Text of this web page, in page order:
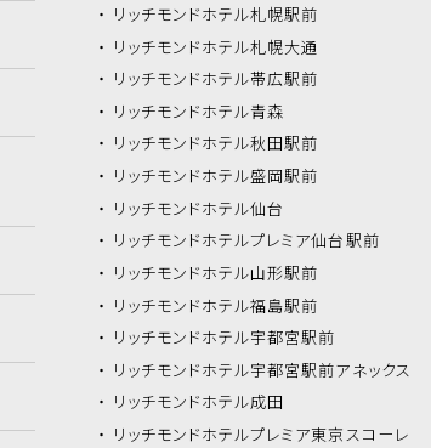
リッチモンドホテル札幌駅前
リッチモンドホテル札幌大通
リッチモンドホテル帯広駅前
リッチモンドホテル青森
リッチモンドホテル秋田駅前
リッチモンドホテル盛岡駅前
リッチモンドホテル仙台
リッチモンドホテルプレミア仙台駅前
リッチモンドホテル山形駅前
リッチモンドホテル福島駅前
リッチモンドホテル宇都宮駅前
リッチモンドホテル宇都宮駅前アネックス
リッチモンドホテル成田
リッチモンドホテルプレミア東京スコーレ